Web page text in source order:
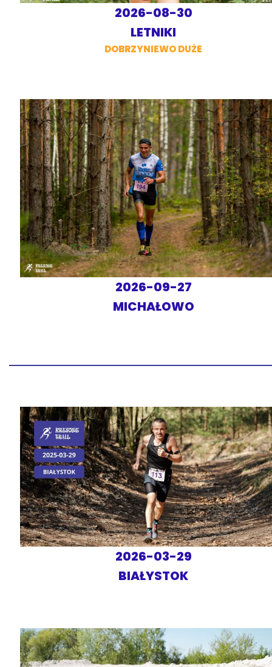
2026-08-30
LETNIKI
DOBRZYNIEWO DUŻE
2026-09-27
MICHAŁOWO
2026-03-29
BIAŁYSTOK